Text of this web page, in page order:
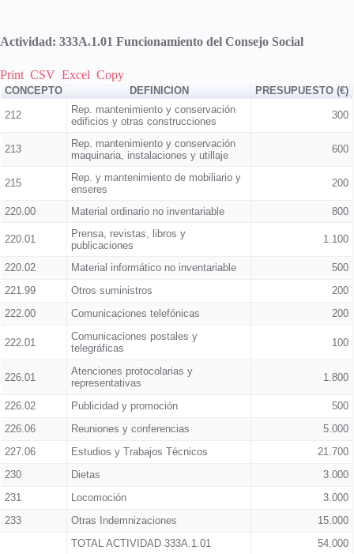
Actividad: 333A.1.01 Funcionamiento del Consejo Social
Print CSV Excel Copy
CONCEPTO DEFINICION PRESUPUESTO (€)
212
Rep. mantenimiento y conservación
edificios y otras construcciones
300
213
Rep. mantenimiento y conservación
maquinaria, instalaciones y utillaje
600
215
Rep. y mantenimiento de mobiliario y
enseres
200
220.00 Material ordinario no inventariable 800
220.01
Prensa, revistas, libros y
publicaciones
1.100
220.02 Material informático no inventariable
500
221.99
Otros suministros
200
222.00
Comunicaciones telefónicas 200
222.01
Comunicaciones postales y
telegráficas
100
226.01
Atenciones protocolarias y
representativas
1.800
226.02 Publicidad y promoción
500
226.06
Reuniones y conferencias
5.000
227.06
Estudios y Trabajos Técnicos
21.700
230
Dietas
3.000
231
Locomoción
3.000
233
Otras Indemnizaciones
15.000
TOTAL ACTIVIDAD 333A.1.01
54.000